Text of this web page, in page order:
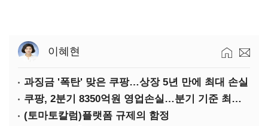
이혜현
과징금 '폭탄' 맞은 쿠팡…상장 5년 만에 최대 손실
쿠팡, 2분기 8350억원 영업손실…분기 기준 최대 적자
(토마토칼럼)플랫폼 규제의 함정